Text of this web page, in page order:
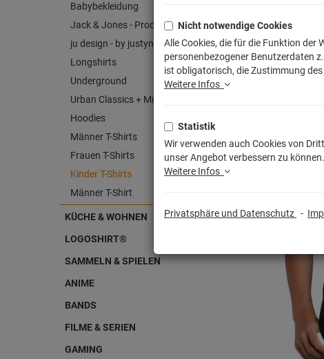
Babybekleidung
Jack & Jones - Produkt
ju design - by justyna weitz
Longshirts
Underground
Urban Classics + Mister Tee
Hoodies
Männer T-Shirts
Frauen T-Shirts
Kinder T-Shirts
Männer T-Shirt
KÜCHE & WOHNEN
LOGOSHIRT®
SAMMELN & SPIELEN
ANIME
BANDS
FILME & SERIEN
GAMING
Nicht notwendige Cookies
Alle Cookies, die für die Funktion der
personenbezogener Benutzerdaten
ist obligatorisch, die Zustimmung
Weitere Infos
Statistik
Wir verwenden auch Cookies von
unser Angebot verbessern zu
Weitere Infos
Privatsphäre und Datenschutz -